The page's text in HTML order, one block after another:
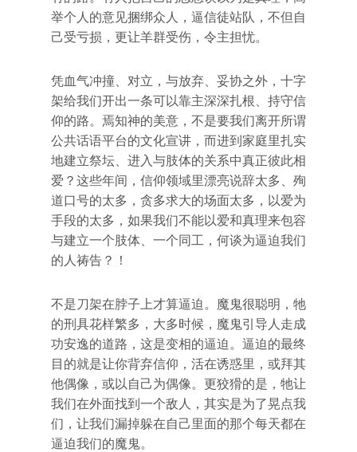
举个人的意见捆绑众人，逼信徒站队，不但自
己受亏损，更让羊群受伤，令主担忧。
凭血气冲撞、对立，与放弃、妥协之外，十字
架给我们开出一条可以靠主深深扎根、持守信
仰的路。焉知神的美意，不是要我们离开所谓
公共话语平台的文化宣讲，而进到家庭里扎实
地建立祭坛、进入与肢体的关系中真正彼此相
爱？这些年间，信仰领域里漂亮说辞太多、殉
道口号的太多，贪多求大的场面太多，以爱为
手段的太多，如果我们不能以爱和真理来包容
与建立一个肢体、一个同工，何谈为逼迫我们
的人祷告？！
不是刀架在脖子上才算逼迫。魔鬼很聪明，牠
的刑具花样繁多，大多时候，魔鬼引导人走成
功安逸的道路，这是变相的逼迫。逼迫的最终
目的就是让你背弃信仰，活在诱惑里，或拜其
他偶像，或以自己为偶像。更狡猾的是，牠让
我们在外面找到一个敌人，其实是为了晃点我
们，让我们漏掉躲在自己里面的那个每天都在
逼迫我们的魔鬼。